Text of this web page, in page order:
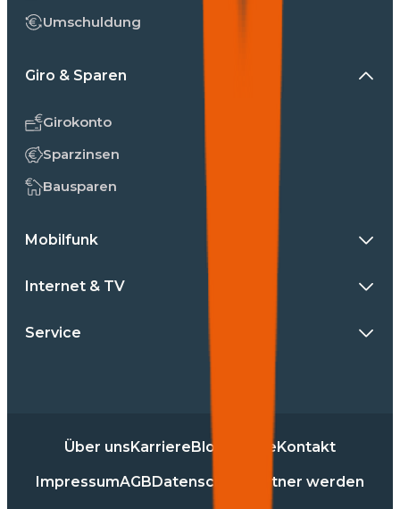
Umschuldung
Giro & Sparen
Girokonto
Sparzinsen
Bausparen
Mobilfunk
Internet & TV
Service
Über unsKarriereBlog PresseKontakt
ImpressumAGBDatenschutz Partner werden